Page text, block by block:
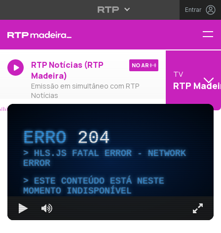
Entrar
RTP Notícias (RTP
Madeira)
Emissão em simultâneo com RTP
Notícias
NO AR
TV
RTP
ERRO204
HLS.JS FATAL ERROR - NETWORK
ERROR
ESTE CONTEÚDO ESTÁ NESTE
MOMENTO INDISPONÍVEL